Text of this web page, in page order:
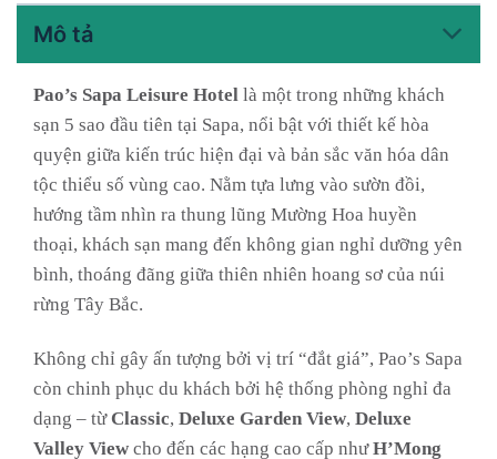
Mô tả
Pao’s Sapa Leisure Hotel là một trong những khách
sạn 5 sao đầu tiên tại Sapa, nổi bật với thiết kế hòa
quyện giữa kiến trúc hiện đại và bản sắc văn hóa dân
tộc thiểu số vùng cao. Nằm tựa lưng vào sườn đồi,
hướng tầm nhìn ra thung lũng Mường Hoa huyền
thoại, khách sạn mang đến không gian nghỉ dưỡng yên
bình, thoáng đãng giữa thiên nhiên hoang sơ của núi
rừng Tây Bắc.
Không chỉ gây ấn tượng bởi vị trí “đắt giá”, Pao’s Sapa
còn chinh phục du khách bởi hệ thống phòng nghỉ đa
dạng – từClassic, Deluxe Garden View, Deluxe
Valley View cho đến các hạng cao cấp nhưH’Mong